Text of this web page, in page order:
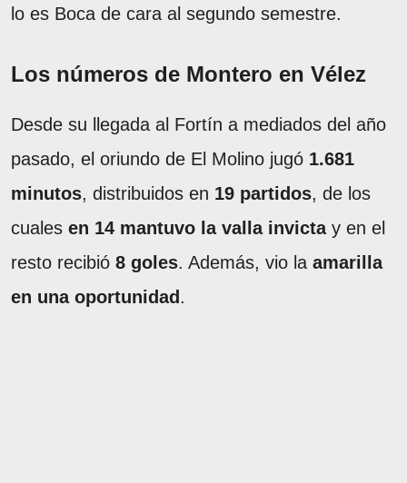
lo es Boca de cara al segundo semestre.
Los números de Montero en Vélez
Desde su llegada al Fortín a mediados del año
pasado, el oriundo de El Molino jugó 1.681
minutos, distribuidos en 19 partidos, de los
cuales en 14 mantuvo la valla invictay en el
resto recibió 8 goles. Además, vio la amarilla
en una oportunidad.